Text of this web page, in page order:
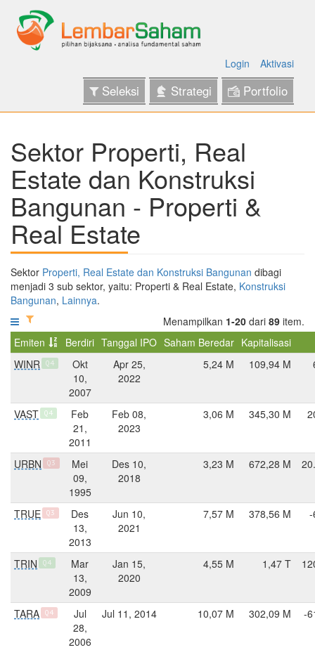
Login Aktivasi
Seleksi Strategi Portfolio
Sektor Properti, Real
Estate dan Konstruksi
Bangunan - Properti &
Real Estate
Sektor Properti, Real Estate dan Konstruksi Bangunan dibagi
menjadi 3 sub sektor, yaitu: Properti & Real Estate, Konstruksi
Bangunan, Lainnya.
Menampilkan 1-20 dari 89 item.
Emiten
Berdiri Tanggal IPO Saham Beredar Kapitalisasi
WINR
Q4
Okt
10,
2007
Apr 25,
2022
5,24 M 109,94 M
VAST Q4
Feb
21,
2011
Feb 08,
2023
3,06 M 345,30 M
URBN Q3
Mei
09,
1995
Des 10,
2018
3,23 M 672,28 M
TRUE Q3
Des
13,
2013
Jun 10,
2021
7,57 M 378,56 M -
TRIN Q4
Mar
13,
2009
Jan 15,
2020
4,55 M 1,47 T
TARA Q4
Jul
28,
2006
Jul 11, 2014 10,07 M 302,09 M -